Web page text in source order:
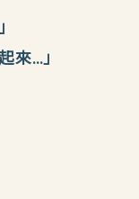
來…」